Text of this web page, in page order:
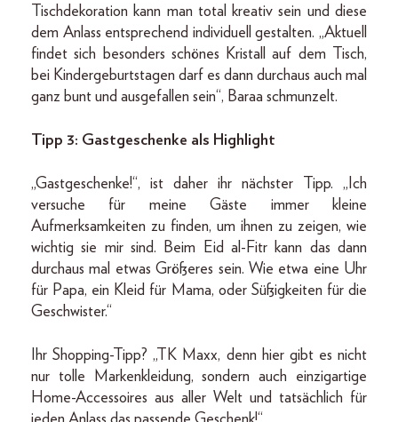
Tischdekoration kann man total kreativ sein und diese
dem Anlass entsprechend individuell gestalten. „Aktuell
findet sich besonders schönes Kristall auf dem Tisch,
bei Kindergeburtstagen darf es dann durchaus auch mal
ganz bunt und ausgefallen sein“, Baraa schmunzelt.
Tipp 3: Gastgeschenke als Highlight
„Gastgeschenke!“, ist daher ihr nächster Tipp. „Ich
versuche für meine Gäste immer kleine
Aufmerksamkeiten zu finden, um ihnen zu zeigen, wie
wichtig sie mir sind. Beim Eid al-Fitr kann das dann
durchaus mal etwas Größeres sein. Wie etwa eine Uhr
für Papa, ein Kleid für Mama, oder Süßigkeiten für die
Geschwister.“
Ihr Shopping-Tipp? „TK Maxx, denn hier gibt es nicht
nur tolle Markenkleidung, sondern auch einzigartige
Home-Accessoires aus aller Welt und tatsächlich für